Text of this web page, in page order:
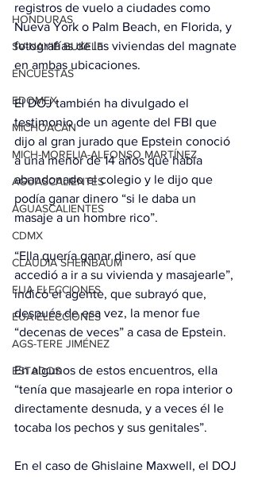
HONDURAS
SV-NAYIB BUKELE
ENCUESTAS
EDOMEX
MICHOACÁN
MICH-MORELIA-ALFONSO MARTÍNEZ
AGUASCALIENTES
AGUASCALIENTES
CDMX
CLAUDIA SHEINBAUM
EUA ELECCIONES
EUA ELECCIONES
AGS-TERE JIMÉNEZ
ESTADOS
registros de vuelo a ciudades como
Nueva York o Palm Beach, en Florida, y
fotografías de las viviendas del magnate
en ambas ubicaciones.
El DOJ también ha divulgado el
testimonio de un agente del FBI que
dijo al gran jurado que Epstein conoció
a una menor de 14 años que había
abandonado el colegio y le dijo que
podía ganar dinero “si le daba un
masaje a un hombre rico”.
“Ella quería ganar dinero, así que
accedió a ir a su vivienda y masajearle”,
indicó el agente, que subrayó que,
después de esa vez, la menor fue
“decenas de veces” a casa de Epstein.
En algunos de estos encuentros, ella
“tenía que masajearle en ropa interior o
directamente desnuda, y a veces él le
tocaba los pechos y sus genitales”.
En el caso de Ghislaine Maxwell, el DOJ